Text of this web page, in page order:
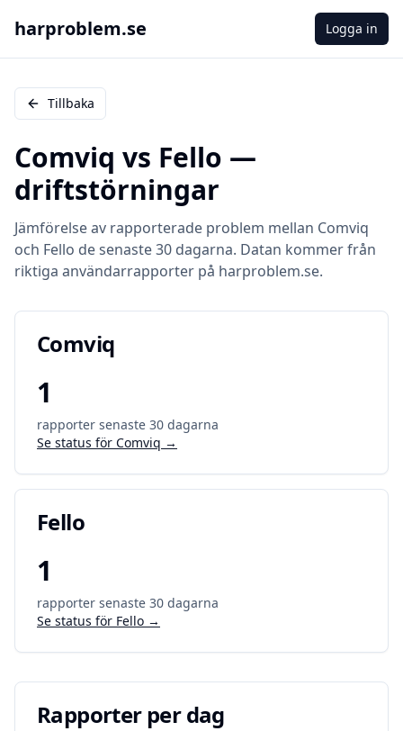
harproblem.se Logga in
Tillbaka
Comviq vs Fello —
driftstörningar
Jämförelse av rapporterade problem mellan Comviq
och Fello de senaste 30 dagarna. Datan kommer från
riktiga användarrapporter på harproblem.se.
Comviq
1
rapporter senaste 30 dagarna
Se status för Comviq →
Fello
1
rapporter senaste 30 dagarna
Se status för Fello →
Rapporter per dag